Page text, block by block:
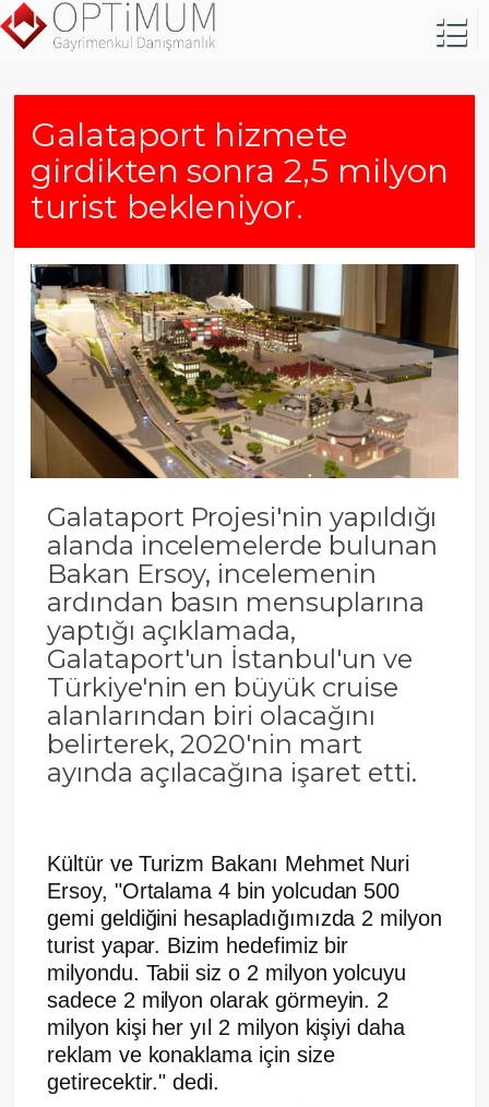
Galataport hizmete
girdikten sonra 2,5 milyon
turist bekleniyor.
Galataport Projesi'nin yapıldığı
alanda incelemelerde bulunan
Bakan Ersoy, incelemenin
ardından basın mensuplarına
yaptığı açıklamada,
Galataport'un İstanbul'un ve
Türkiye'nin en büyük cruise
alanlarından biri olacağını
belirterek, 2020'nin mart
ayında açılacağına işaret etti.
Kültür ve Turizm Bakanı Mehmet Nuri
Ersoy, "Ortalama 4 bin yolcudan 500
gemi geldiğini hesapladığımızda 2 milyon
turist yapar. Bizim hedefimiz bir
milyondu. Tabii siz o 2 milyon yolcuyu
sadece 2 milyon olarak görmeyin. 2
milyon kişi her yıl 2 milyon kişiyi daha
reklam ve konaklama için size
getirecektir." dedi.